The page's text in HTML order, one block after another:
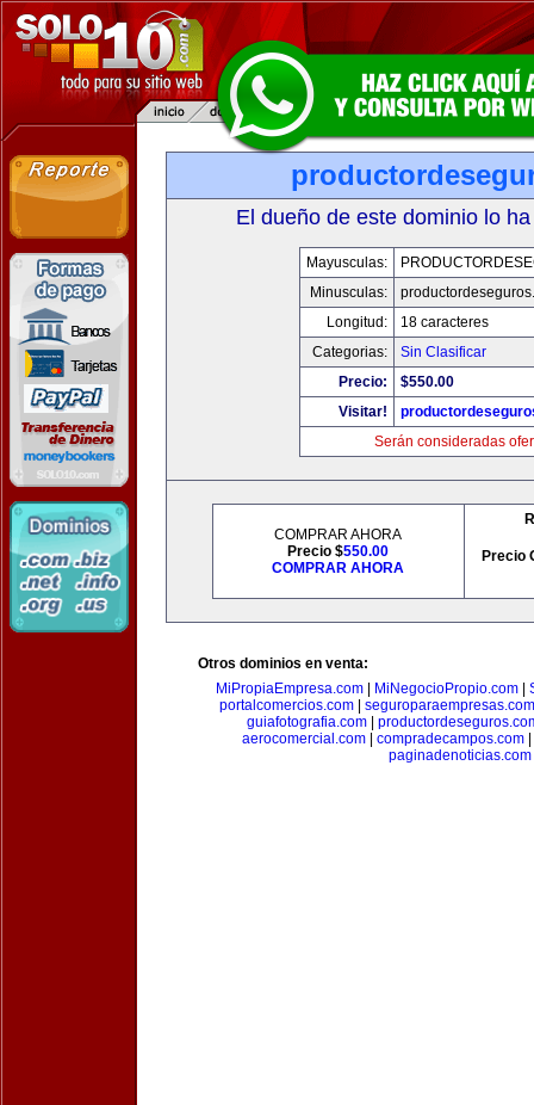
El dueño de este dominio lo
Mayusculas:
Minusculas:
Longitud:
18 caracteres
Categorias:
Sin Clasificar
Precio:
$550.00
Visitar!
Serán consideradas
COMPRAR AHORA
Precio $550.00
COMPRAR AHORA
Precio
Otros dominios en venta:
MiPropiaEmpresa.com
MiNegocioPropio.com
portalcomercios.com| seguroparaempresas.com
guiafotografia.com
aerocomercial.com| compradecampos.com|
paginadenoticias.com